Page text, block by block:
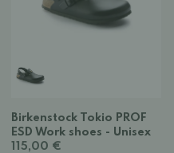
Birkenstock Tokio PROF
ESD Work shoes - Unisex
115,00 €